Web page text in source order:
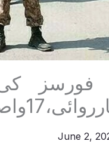
فورسز
جہنم
June 2,